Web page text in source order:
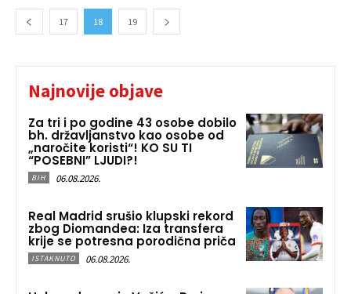
17 18 19
Najnovije objave
Za tri i po godine 43 osobe dobilo
bh. državljanstvo kao osobe od
„naročite koristi“! KO SU TI
“POSEBNI” LJUDI?!
BIH 06.08.2026.
Real Madrid srušio klupski rekord
zbog Diomandea: Iza transfera
krije se potresna porodična priča
ISTAKNUTO 06.08.2026.